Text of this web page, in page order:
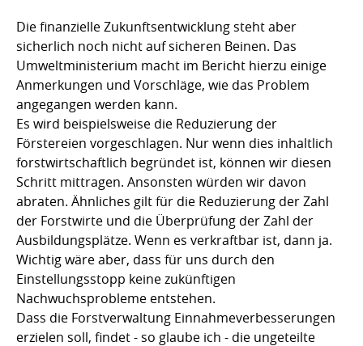
Die finanzielle Zukunftsentwicklung steht aber
sicherlich noch nicht auf sicheren Beinen. Das
Umweltministerium macht im Bericht hierzu einige
Anmerkungen und Vorschläge, wie das Problem
angegangen werden kann.
Es wird beispielsweise die Reduzierung der
Förstereien vorgeschlagen. Nur wenn dies inhaltlich
forstwirtschaftlich begründet ist, können wir diesen
Schritt mittragen. Ansonsten würden wir davon
abraten. Ähnliches gilt für die Reduzierung der Zahl
der Forstwirte und die Überprüfung der Zahl der
Ausbildungsplätze. Wenn es verkraftbar ist, dann ja.
Wichtig wäre aber, dass für uns durch den
Einstellungsstopp keine zukünftigen
Nachwuchsprobleme entstehen.
Dass die Forstverwaltung Einnahmeverbesserungen
erzielen soll, findet - so glaube ich - die ungeteilte